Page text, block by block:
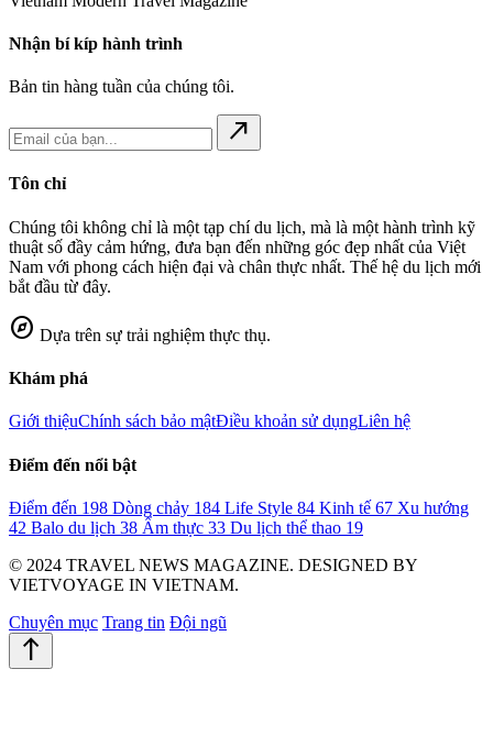
Nhận bí kíp hành trình
Bản tin hàng tuần của chúng tôi.
north_east
Tôn chỉ
Chúng tôi không chỉ là một tạp chí du lịch, mà là một hành trình kỹ
thuật số đầy cảm hứng, đưa bạn đến những góc đẹp nhất của Việt
Nam với phong cách hiện đại và chân thực nhất. Thế hệ du lịch mới
bắt đầu từ đây.
explore Dựa trên sự trải nghiệm thực thụ.
Khám phá
Giới thiệuChính sách bảo mậtĐiều khoản sử dụngLiên hệ
Điểm đến nổi bật
Điểm đến 198 Dòng chảy 184 Life Style 84 Kinh tế 67 Xu hướng
42 Balo du lịch 38 Ẩm thực 33 Du lịch thể thao 19
© 2024 TRAVEL NEWS MAGAZINE. DESIGNED BY
VIETVOYAGE IN VIETNAM.
Chuyên mục Trang tin Đội ngũ
north